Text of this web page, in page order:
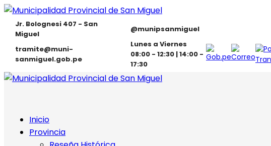
Jr. Bolognesi 407 - San
Miguel
@munipsanmiguel
tramite@muni-
sanmiguel.gob.pe
Lunes a Viernes
08:00 - 12:30 | 14:00 -
17:30
Inicio
Provincia